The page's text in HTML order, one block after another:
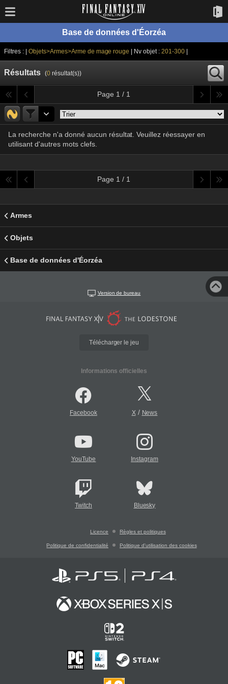
Base de données d'Éorzéa
Filtres : | Objets>Armes>Arme de mage rouge | Nv objet :201-300
Résultats (0résultat(s))
Page 1 / 1
La recherche n'a donné aucun résultat. Veuillez réessayer en
utilisant d'autres mots clefs.
Page 1 / 1
Armes
Objets
Base de données d'Éorzéa
Version de bureau
Télécharger le jeu
Informations officielles
Facebook X/ News
YouTube Instagram
Twitch Bluesky
Licence Règles et politiques
Politique de confidentialité Politique d'utilisation des cookies